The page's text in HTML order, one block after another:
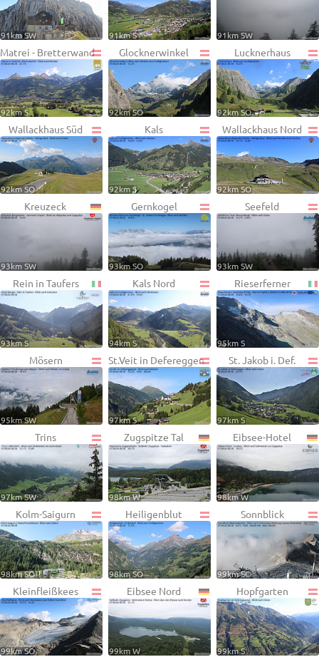
91km SW 91km S 91km SW
Matrei - Bretterwand
92km S
Glocknerwinkel
92km SO
Lucknerhaus
92km SO
Wallackhaus Süd
92km SO
Kals
92km S
Wallackhaus Nord
92km SO
Kreuzeck
93km SW
Gernkogel
93km SO
Seefeld
93km SW
Rein in Taufers
93km S
Kals Nord
94km S
Rieserferner
95km S
Mösern
95km SW
St.Veit in Defereggen
97km S
St. Jakob i. Def.
97km S
Trins
97km SW
Zugspitze Tal
98km W
Eibsee-Hotel
98km W
Kolm-Saigurn
98km SO
Heiligenblut
98km SO
Sonnblick
99km SO
Kleinfleißkees
99km SO
Eibsee Nord
99km W
Hopfgarten
99km S